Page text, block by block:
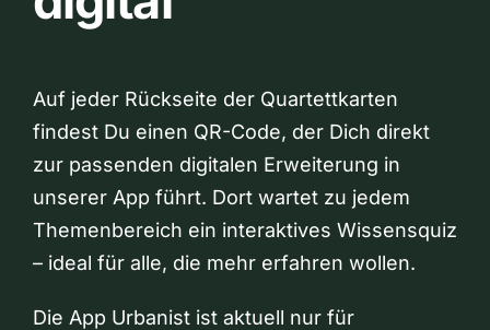
Auf jeder Rückseite der Quartettkarten
findest Du einen QR-Code, der Dich direkt
zur passenden digitalen Erweiterung in
unserer App führt. Dort wartet zu jedem
Themenbereich ein interaktives Wissensquiz
– ideal für alle, die mehr erfahren wollen.
Die App Urbanist ist aktuell nur für